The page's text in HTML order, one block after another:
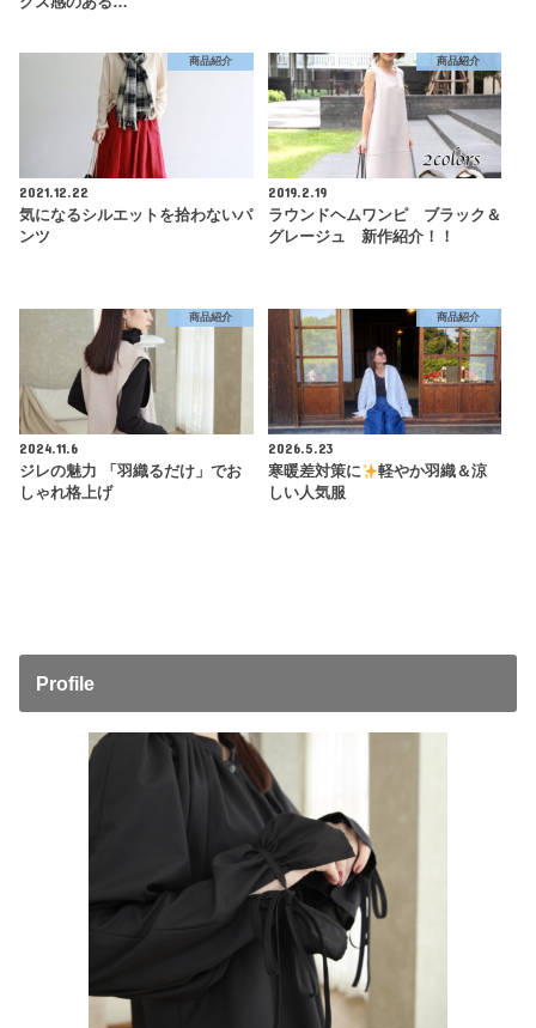
商品紹介
2021.12.22
気になるシルエットを拾わないパ
ンツ
商品紹介
2019.2.19
ラウンドヘムワンピ ブラック＆
グレージュ 新作紹介！！
商品紹介
2024.11.6
ジレの魅力 「羽織るだけ」でお
しゃれ格上げ
商品紹介
2026.5.23
寒暖差対策に
軽やか羽織＆涼
しい人気服
Profile